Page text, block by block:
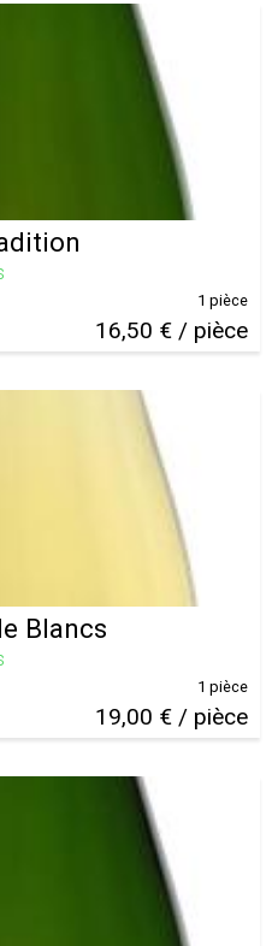
16,50 € / pièce
1 pièce
Blancs
19,00 € / pièce
1 pièce